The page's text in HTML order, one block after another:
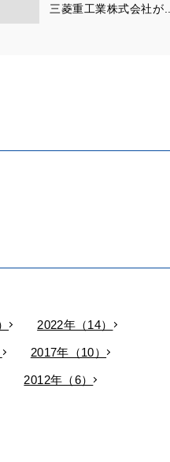
三菱重工業株式会社が...
2022年（14）
2017年（10）
2012年（6）